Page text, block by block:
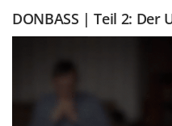
DONBASS | Teil 2: Der